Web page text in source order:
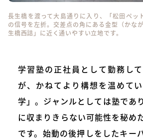
長生橋を渡って大島通りに入り、「松田ペッ
の信号を左折。交差点の角にある金型（かな
生橋西詰」に近く通いやすい立地です。
学習塾の正社員として勤務し
が、かねてより構想を温めて
学」。ジャンルとしては塾であ
に収まりきらない可能性を秘め
です。始動の後押しをしたキー